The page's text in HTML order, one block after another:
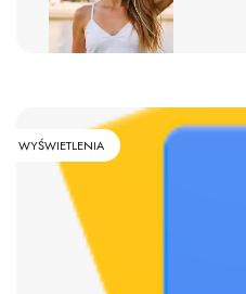
WYŚWIETLENIA